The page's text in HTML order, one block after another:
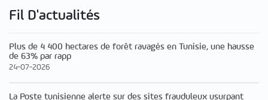
Fil D'actualités
Plus de 4 400 hectares de forêt ravagés en Tunisie, une hausse
de 63% par rapp
24-07-2026
La Poste tunisienne alerte sur des sites frauduleux usurpant